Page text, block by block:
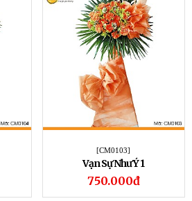
[CM0103]
Vạn Sự Như Ý 1
750.000đ